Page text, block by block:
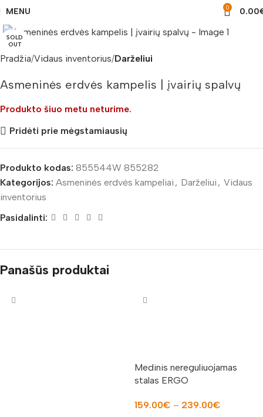
MENU 0 0.00
SOLD
OUT
Pradžia Vidaus inventorius Darželiui
Asmeninės erdvės kampelis | įvairių spalvų
Produkto šiuo metu neturime.
Pridėti prie mėgstamiausių
Produkto kodas: 855544W 855282
Kategorijos: Asmeninės erdvės kampeliai , Darželiui , Vidaus
inventorius
Pasidalinti:
Panašūs produktai
Medinis nereguliuojamas
stalas ERGO
159.00€ – 239.00€